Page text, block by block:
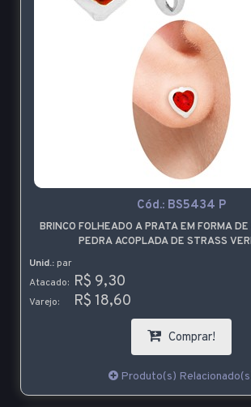
Cód.: BS5434 P
BRINCO FOLHEADO A PRATA EM FORMA DE
PEDRA ACOPLADA DE STRASS
Unid.: par
Atacado: R$ 9,30
Varejo: R$ 18,60
Comprar!
Produto(s)